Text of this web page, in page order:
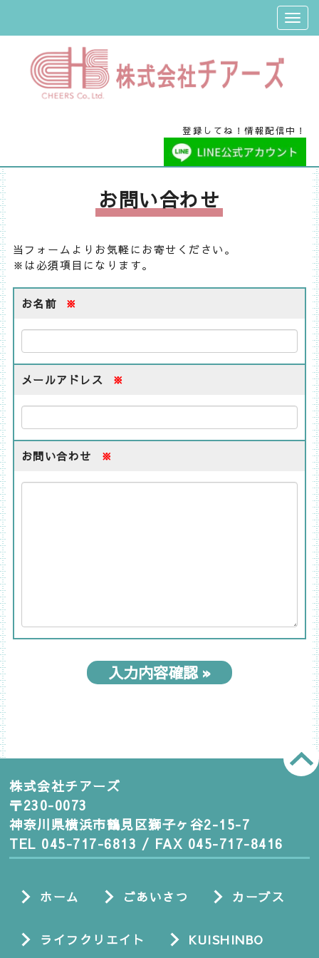
登録してね！情報配信中！
お問い合わせ
当フォームよりお気軽にお寄せください。
※は必須項目になります。
お名前 ※
メールアドレス ※
お問い合わせ ※
株式会社チアーズ
〒230-0073
神奈川県横浜市鶴見区獅子ヶ谷2-15-7
TEL 045-717-6813 / FAX 045-717-8416
ホーム ごあいさつ カーブス
ライフクリエイト KUISHINBO